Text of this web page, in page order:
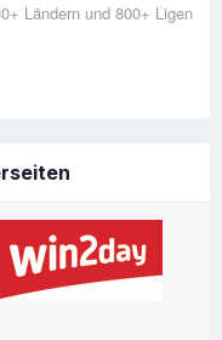
Ländern und 800+ Ligen